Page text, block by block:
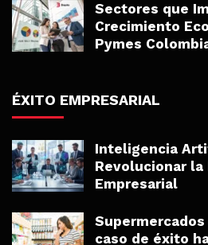
Sectores que
Crecimiento
Pymes
ÉXITO EMPRESARIAL
Inteligencia
Revolucionar la
Empresarial
caso de éxito